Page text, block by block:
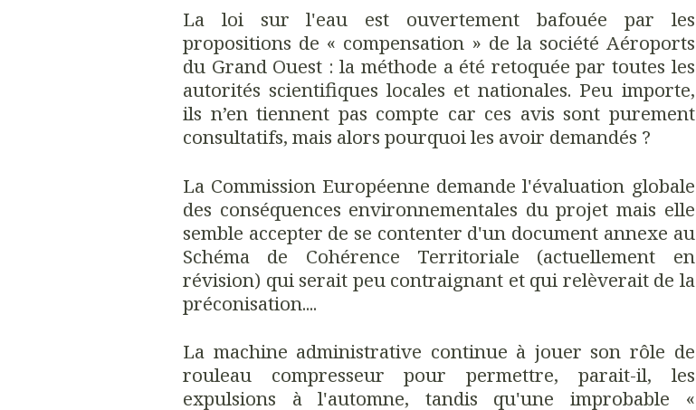
La loi sur l'eau est ouvertement bafouée par les
propositions de « compensation » de la société Aéroports
du Grand Ouest : la méthode a été retoquée par toutes les
autorités scientifiques locales et nationales. Peu importe,
ils n’en tiennent pas compte car ces avis sont purement
consultatifs, mais alors pourquoi les avoir demandés ?
La Commission Européenne demande l'évaluation globale
des conséquences environnementales du projet mais elle
semble accepter de se contenter d'un document annexe au
Schéma de Cohérence Territoriale (actuellement en
révision) qui serait peu contraignant et qui relèverait de la
préconisation....
La machine administrative continue à jouer son rôle de
rouleau compresseur pour permettre, parait-il, les
expulsions à l'automne, tandis qu'une improbable «